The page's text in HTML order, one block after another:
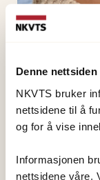
Denne
NKVTS bruker
nettsidene til å
og for å vise
Informasjonen
nettsidene våre.
9. oktober